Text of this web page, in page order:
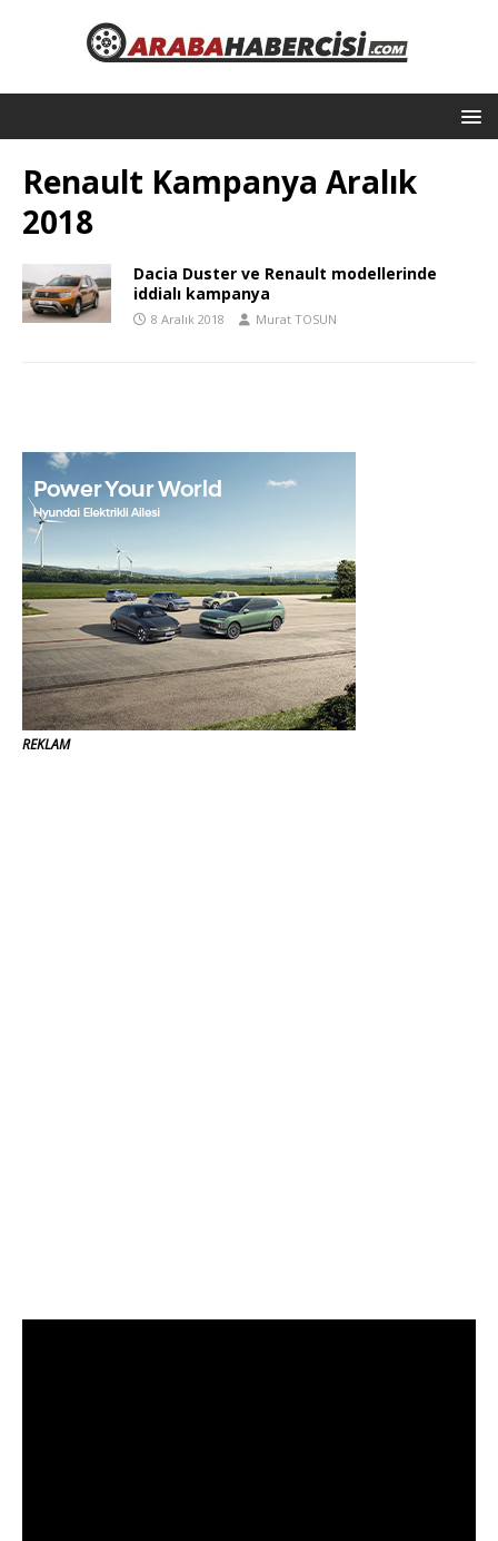
Renault Kampanya Aralık
2018
Dacia Duster ve Renault modellerinde
iddialı kampanya
8 Aralık 2018 Murat TOSUN
REKLAM